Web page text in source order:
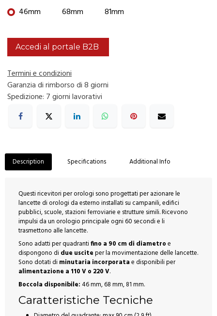
46mm 68mm 81mm
Accedi al portale B2B
Termini e condizioni
Garanzia di rimborso di 8 giorni
Spedizione: 7 giorni lavorativi
Description Specifications Additional Info
Questi ricevitori per orologi sono progettati per azionare le
lancette di orologi da esterno installati su campanili, edifici
pubblici, scuole, stazioni ferroviarie e strutture simili. Ricevono
impulsi da un orologio principale ogni 60 secondi e li
trasmettono alle lancette.
Sono adatti per quadrantifino a 90 cm di diametroe
dispongono di due usciteper la movimentazione delle lancette.
Sono dotati di minutaria incorporatae disponibili per
alimentazione a 110 V o 220 V.
Boccola disponibile:46 mm, 68 mm, 81 mm.
Caratteristiche Tecniche